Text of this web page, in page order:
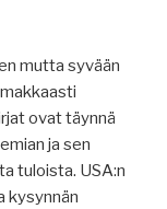
mutta syvään
ovat täynnä
ja sen
tuloista. USA:n
kysynnän